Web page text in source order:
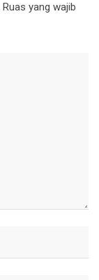
Ruas yang wajib